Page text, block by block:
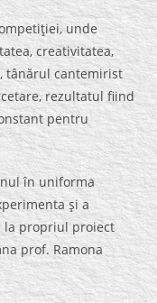
unde
creativitatea,
tânărul cantemirist
rezultatul fiind
pentru
în uniforma
şi a
la propriul proiect
prof. Ramona